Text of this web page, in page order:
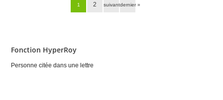
1 2 suivant ›dernier »
Fonction HyperRoy
Personne citée dans une lettre